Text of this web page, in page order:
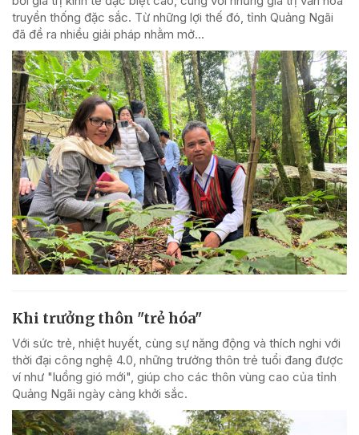
truyền thống đặc sắc. Từ những lợi thế đó, tỉnh Quảng Ngãi
đã đề ra nhiều giải pháp nhằm mở...
Khi trưởng thôn "trẻ hóa"
Với sức trẻ, nhiệt huyết, cùng sự năng động và thích nghi với
thời đại công nghệ 4.0, những trưởng thôn trẻ tuổi đang được
ví như "luồng gió mới", giúp cho các thôn vùng cao của tỉnh
Quảng Ngãi ngày càng khởi sắc.